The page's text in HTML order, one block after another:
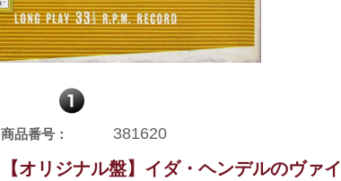
商品番号：
【オリジナル盤】イダ・ヘンデルのヴァイ